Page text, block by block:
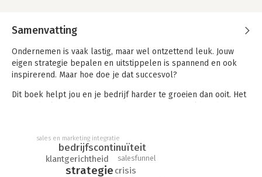
Samenvatting
Ondernemen is vaak lastig, maar wel ontzettend leuk. Jouw
eigen strategie bepalen en uitstippelen is spannend en ook
inspirerend. Maar hoe doe je dat succesvol?
Dit boek helpt jou en je bedrijf harder te groeien dan ooit. Het
structureel te groeien. Ze lopen tegen tal van issues aan en
hebben geen pasklaar antwoord hoe deze aan te pakken. Er is
geen duidelijk beeld of beleid hoe het bedrijf structureel kan
strategie crisis
klantgerichtheid
bedrijfscontinuïteit
salesfunnel
sales en marketing integratie